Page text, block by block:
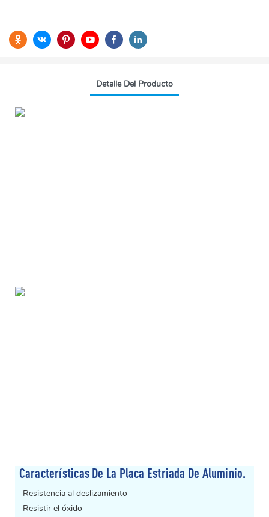
Detalle Del Producto
Características De La Placa Estriada De Aluminio.
-Resistencia al deslizamiento
-Resistir el óxido